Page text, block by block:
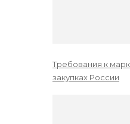
Требования к
закупках России